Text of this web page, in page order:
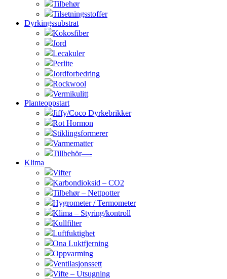
Tilbehør
Tilsetningsstoffer
Dyrkingssubstrat
Kokosfiber
Jord
Lecakuler
Perlite
Jordforbedring
Rockwool
Vermikulitt
Planteoppstart
Jiffy/Coco Dyrkebrikker
Rot Hormon
Stiklingsformerer
Varmematter
Tillbehör—-
Klima
Vifter
Karbondioksid – CO2
Tilbehør – Nettpotter
Hygrometer / Termometer
Klima – Styring/kontroll
Kullfilter
Luftfuktighet
Ona Luktfjerning
Oppvarming
Ventilasjonssett
Vifte – Utsugning